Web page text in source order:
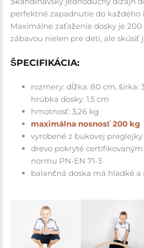
perfektné zapadnutie do každého
Maximálne zaťaženie dosky je 200
zábavou nielen pre deti, ale skúsiť
ŠPECIFIKÁCIA:
rozmery: dĺžka: 80 cm, šírka:
hrúbka dosky: 1,5 cm
hmotnosť: 3,26 kg
maximálna nosnosť 200 kg
vyrobené z bukovej preglejky
drevo pokryté
normu PN-EN 71-3
balančná doska má hladké a